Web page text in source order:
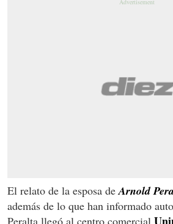
El relato de la esposa deArnold
además de lo que han informado